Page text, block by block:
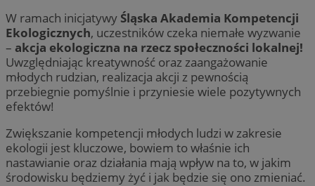
W ramach inicjatywy Śląska Akademia Kompetencji
Ekologicznych, uczestników czeka niemałe wyzwanie
– akcja ekologiczna na rzecz społeczności lokalnej!
Uwzględniając kreatywność oraz zaangażowanie
młodych rudzian, realizacja akcji z pewnością
przebiegnie pomyślnie i przyniesie wiele pozytywnych
efektów!
Zwiększanie kompetencji młodych ludzi w zakresie
ekologii jest kluczowe, bowiem to właśnie ich
nastawianie oraz działania mają wpływ na to, w jakim
środowisku będziemy żyć i jak będzie się ono zmieniać.